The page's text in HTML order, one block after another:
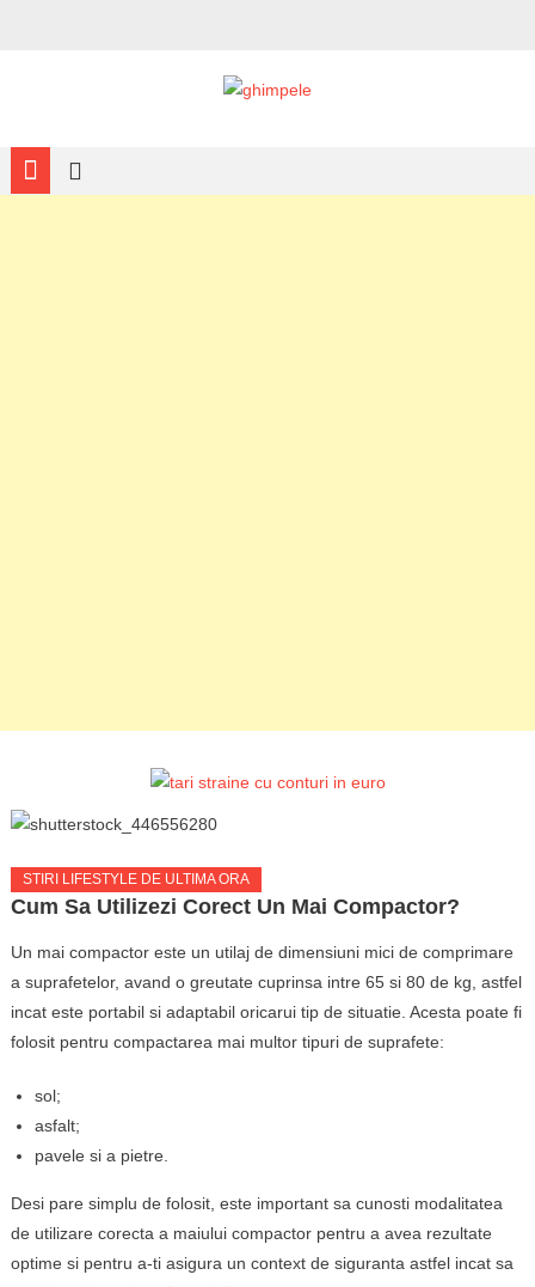
STIRI LIFESTYLE DE ULTIMA ORA
Cum Sa Utilizezi Corect Un Mai Compactor?
Un mai compactor este un utilaj de dimensiuni mici de comprimare
a suprafetelor, avand o greutate cuprinsa intre 65 si 80 de kg, astfel
incat este portabil si adaptabil oricarui tip de situatie. Acesta poate fi
folosit pentru compactarea mai multor tipuri de suprafete:
sol;
asfalt;
pavele si a pietre.
Desi pare simplu de folosit, este important sa cunosti modalitatea
de utilizare corecta a maiului compactor pentru a avea rezultate
optime si pentru a-ti asigura un context de siguranta astfel incat sa